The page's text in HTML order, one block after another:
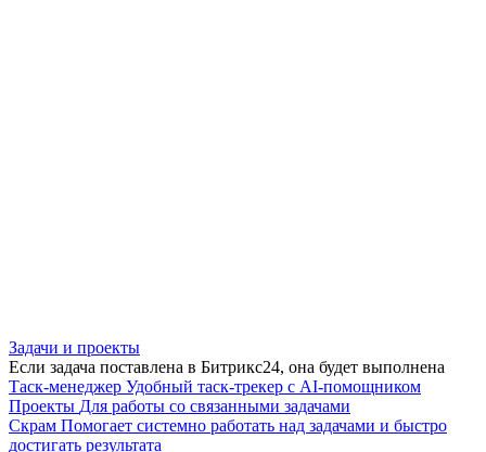
Задачи и проекты
Если задача поставлена в Битрикс24, она будет выполнена
Таск-менеджер Удобный таск-трекер с AI-помощником
Проекты Для работы со связанными задачами
Скрам Помогает системно работать над задачами и быстро
достигать результата